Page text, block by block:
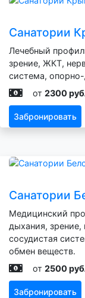
Санатории
Лечебный
зрение, ЖКТ,
система,
от 2300
Забронировать
Санатории
Медицинский
дыхания,
сосудистая
обмен веществ.
от 2500
Забронировать